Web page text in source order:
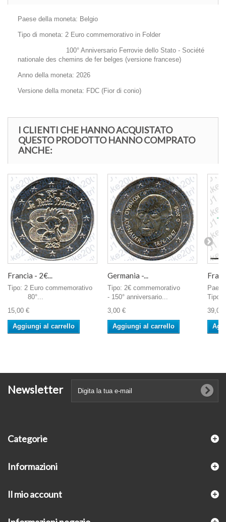
Paese della moneta: Belgio
Tipo di moneta: 2 Euro commemorativo in Folder
100° Anniversario Ferrovie dello Stato - Société
nationale des chemins de fer belges (versione francese)
Anno della moneta: 2026
Versione della moneta: FDC (Fior di conio)
I CLIENTI CHE HANNO ACQUISTATO
QUESTO PRODOTTO HANNO COMPRATO
ANCHE:
Francia - 2€...
Tipo: 2 Euro commemorativo
80°...
15,00 €
Aggiungi al carrello
Germania -...
Tipo: 2€ commemorativo
- 150° anniversario...
3,00 €
Aggiungi al carrello
Tipo:
39,00
Newsletter
Categorie
Informazioni
Il mio account